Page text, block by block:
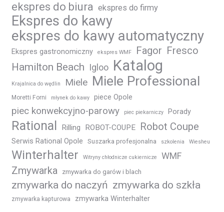
ekspres do biura ekspres do firmy
Ekspres do kawy
ekspres do kawy automatyczny
Ekspres gastronomiczny ekspres WMF Fagor Fresco
Hamilton Beach Igloo Katalog
Krajalnica do wędlin Miele Miele Professional
Moretti Forni młynek do kawy piece Opole
piec konwekcyjno-parowy piec piekarniczy Porady
Rational Rilling ROBOT-COUPE Robot Coupe
Serwis Rational Opole Suszarka profesjonalna szkolenia Wiesheu
Winterhalter Witryny chłodnicze cukiernicze WMF
Zmywarka zmywarka do garów i blach
zmywarka do naczyń zmywarka do szkła
zmywarka kapturowa zmywarka Winterhalter